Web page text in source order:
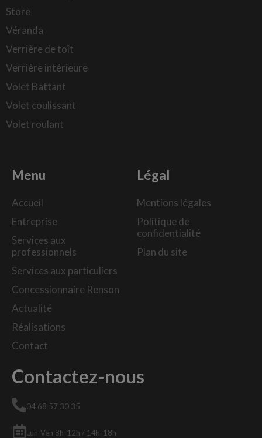
Store
Véranda
Verrière de toît
Verrière intérieure
Volet Battant
Volet coulissant
Volet roulant
Menu
Accueil
Entreprise
Services aux
professionnels
Services aux particuliers
Concessionnaire Renson
Actualité
Réalisations
Contact
Légal
Mentions légales
Politique de
confidentialité
Plan du site
Contactez-nous
04 68 57 30 35
Lun-Ven 8h-12h / 14h-18h